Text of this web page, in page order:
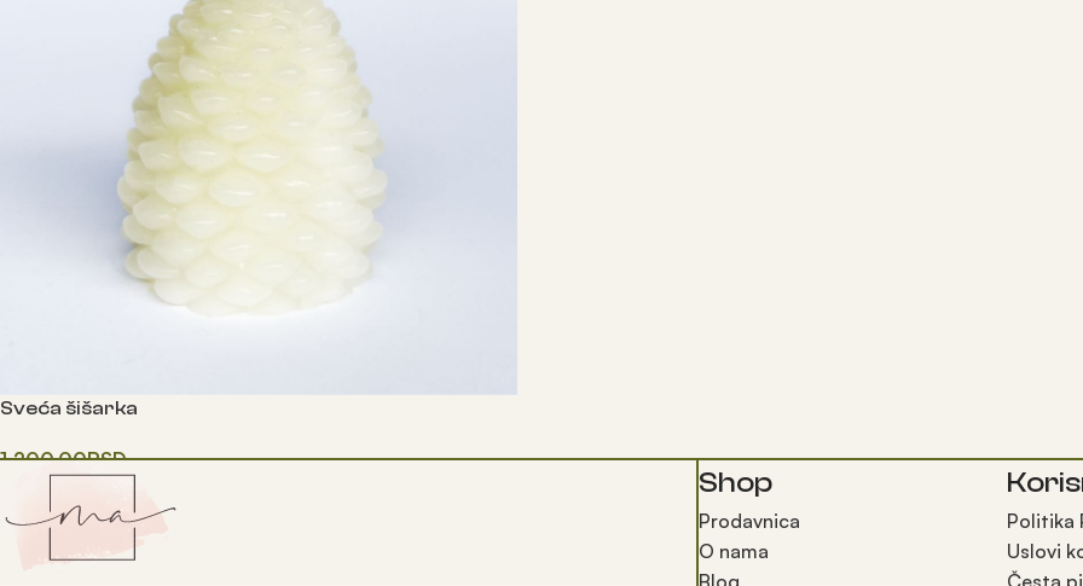
Sveća šišarka
1,200.00RSD
Shop
Prodavnica
O nama
Blog
Politika
Uslovi
Česta